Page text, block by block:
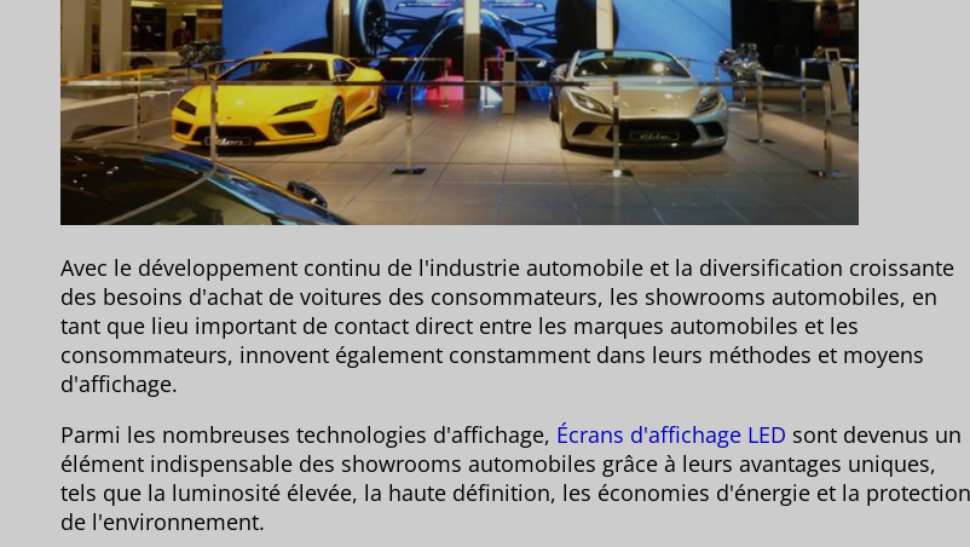
Avec le développement continu de l'industrie automobile et la diversification croissante
des besoins d'achat de voitures des consommateurs, les showrooms automobiles, en
tant que lieu important de contact direct entre les marques automobiles et les
consommateurs, innovent également constamment dans leurs méthodes et moyens
d'affichage.
Parmi les nombreuses technologies d'affichage, Écrans d'affichage LED sont devenus un
élément indispensable des showrooms automobiles grâce à leurs avantages uniques,
tels que la luminosité élevée, la haute définition, les économies d'énergie et la protection
de l'environnement.